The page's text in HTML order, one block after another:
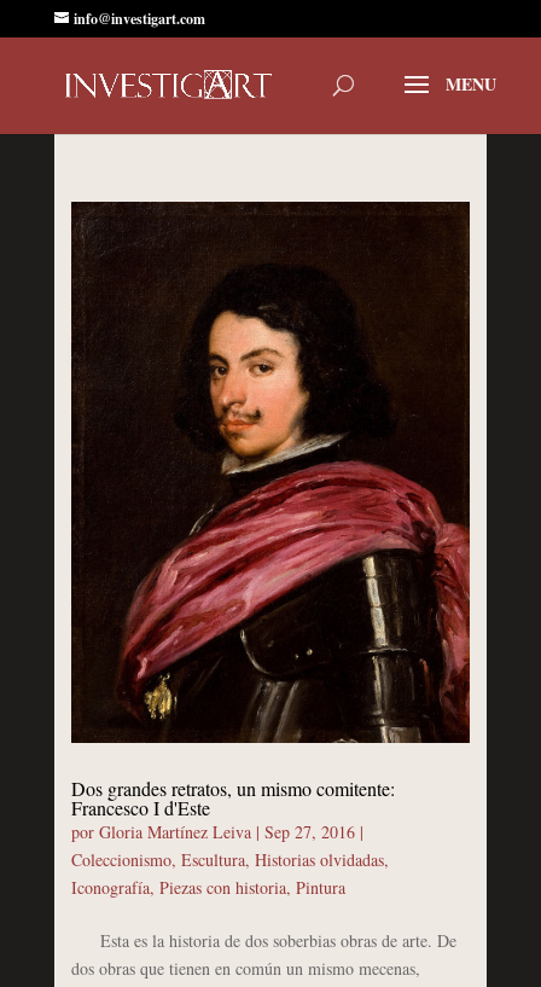
info@investigart.com
Dos grandes retratos, un mismo comitente:
Francesco I d'Este
por Gloria Martínez Leiva| Sep 27, 2016|
Coleccionismo, Escultura, Historias olvidadas,
Iconografía, Piezas con historia, Pintura
Esta es la historia de dos soberbias obras de arte. De
dos obras que tienen en común un mismo mecenas,